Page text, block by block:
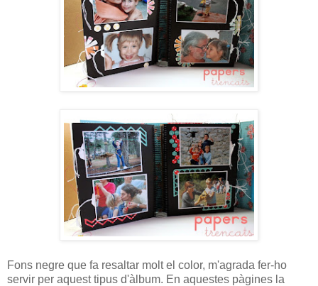
Fons negre que fa resaltar molt el color, m'agrada fer-ho
servir per aquest tipus d'àlbum. En aquestes pàgines la